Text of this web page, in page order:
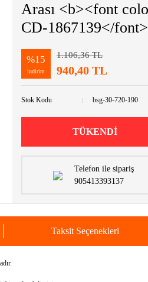
Arası <b><font
CD-1867139</
%15
indirim
1.106,36 TL
940,40 TL
Stok Kodu bsg-30-720-190
TÜKENDİ
Telefon ile sipariş
905413393137
Taksit Seçenekleri